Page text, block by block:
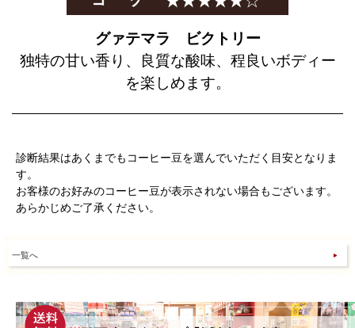
グァテマラ ビクトリー
独特の甘い香り、良質な酸味、程良いボディー
を楽しめます。
診断結果はあくまでもコーヒー豆を選んでいただく目安となりま
す。
お客様のお好みのコーヒー豆が表示されない場合もございます。
あらかじめご了承ください。
一覧へ